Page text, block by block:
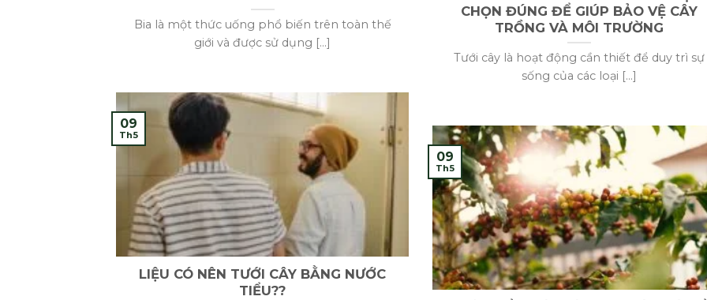
Bia là một thức uống phổ biến trên toàn thế
giới và được sử dụng [...]
CHỌN ĐÚNG ĐỂ GIÚP BẢO VỆ CÂY
TRỒNG VÀ MÔI TRƯỜNG
Tưới cây là hoạt động cần thiết để duy trì sự
sống của các loại [...]
LIỆU CÓ NÊN TƯỚI CÂY BẰNG NƯỚC
TIỂU??
09
Th5
09
Th5